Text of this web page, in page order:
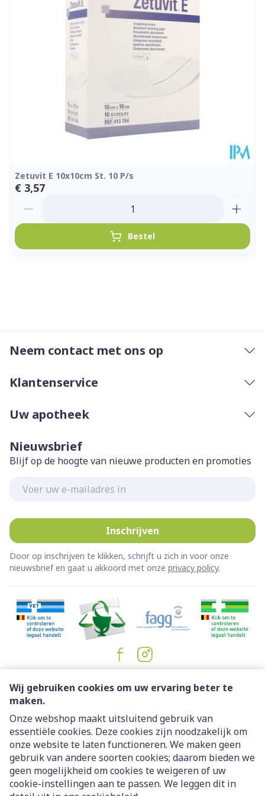
Wij gebruiken cookies om uw ervaring beter te
maken.
Onze webshop maakt uitsluitend gebruik van
essentiële cookies. Deze cookies zijn noodzakelijk om
onze website te laten functioneren. We maken geen
gebruik van andere soorten cookies; daarom bieden we
geen mogelijkheid om cookies te weigeren of uw
cookie-instellingen aan te passen. We leggen dit in
Zetuvit E 10x10cm St. 10 P/s
€ 3,57
Bestel
Neem contact met ons op
Klantenservice
Uw apotheek
Nieuwsbrief
Blijf op de hoogte van nieuwe producten en promoties
Inschrijven
Door op inschrijven te klikken, schrijft u zich in voor onze
nieuwsbrief en gaat u akkoord met onze privacy policy.
Juridische links